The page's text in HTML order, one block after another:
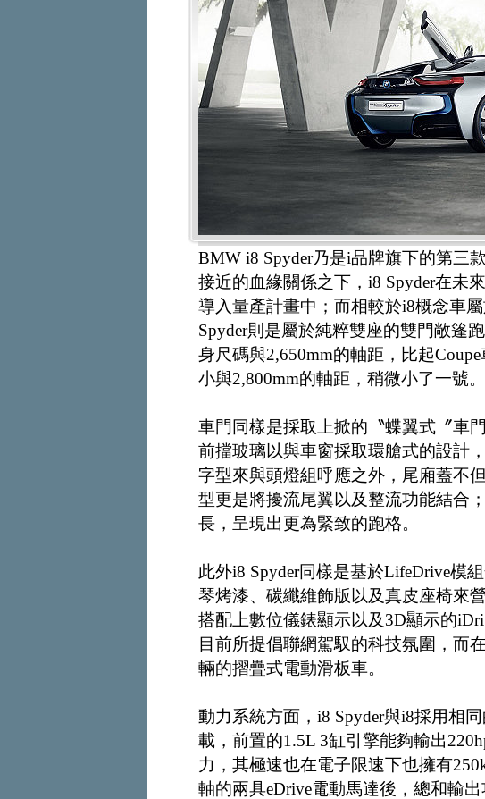
BMW i8 Spyder乃是i品牌旗下的第三
接近的血緣關係之下，i8 Spyder在未
導入量產計畫中；而相較於i8概念車
Spyder則是屬於純粹雙座的雙門敞篷
身尺碼與2,650mm的軸距，比起
小與2,800mm的軸距，稍微小了一號。
車門同樣是採取上掀的〝蝶翼式〞車
前擋玻璃以與車窗採取環艙式的設計
字型來與頭燈組呼應之外，尾廂蓋不
型更是將擾流尾翼以及整流功能結合
長，呈現出更為緊致的跑格。
此外i8 Spyder同樣是基於LifeDrive模
琴烤漆、碳纖維飾版以及真皮座椅來
搭配上數位儀錶顯示以及3D顯示的
目前所提倡聯網駕馭的科技氛圍，而
輛的摺疊式電動滑板車。
動力系統方面，i8 Spyder與i8採用相
載，前置的1.5L 3缸引擎能夠輸出
力，其極速也在電子限速下也擁有
軸的兩具eDrive電動馬達後，總和輸